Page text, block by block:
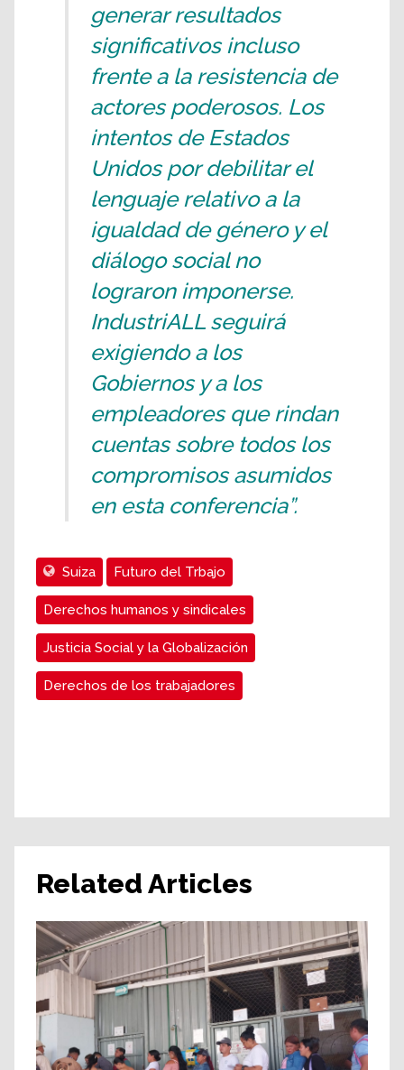
generar resultados
significativos incluso
frente a la resistencia de
actores poderosos. Los
intentos de Estados
Unidos por debilitar el
lenguaje relativo a la
igualdad de género y el
diálogo social no
lograron imponerse.
IndustriALL seguirá
exigiendo a los
Gobiernos y a los
empleadores que rindan
cuentas sobre todos los
compromisos asumidos
en esta conferencia”.
Suiza Futuro del Trbajo
Derechos humanos y sindicales
Justicia Social y la Globalización
Derechos de los trabajadores
Related Articles